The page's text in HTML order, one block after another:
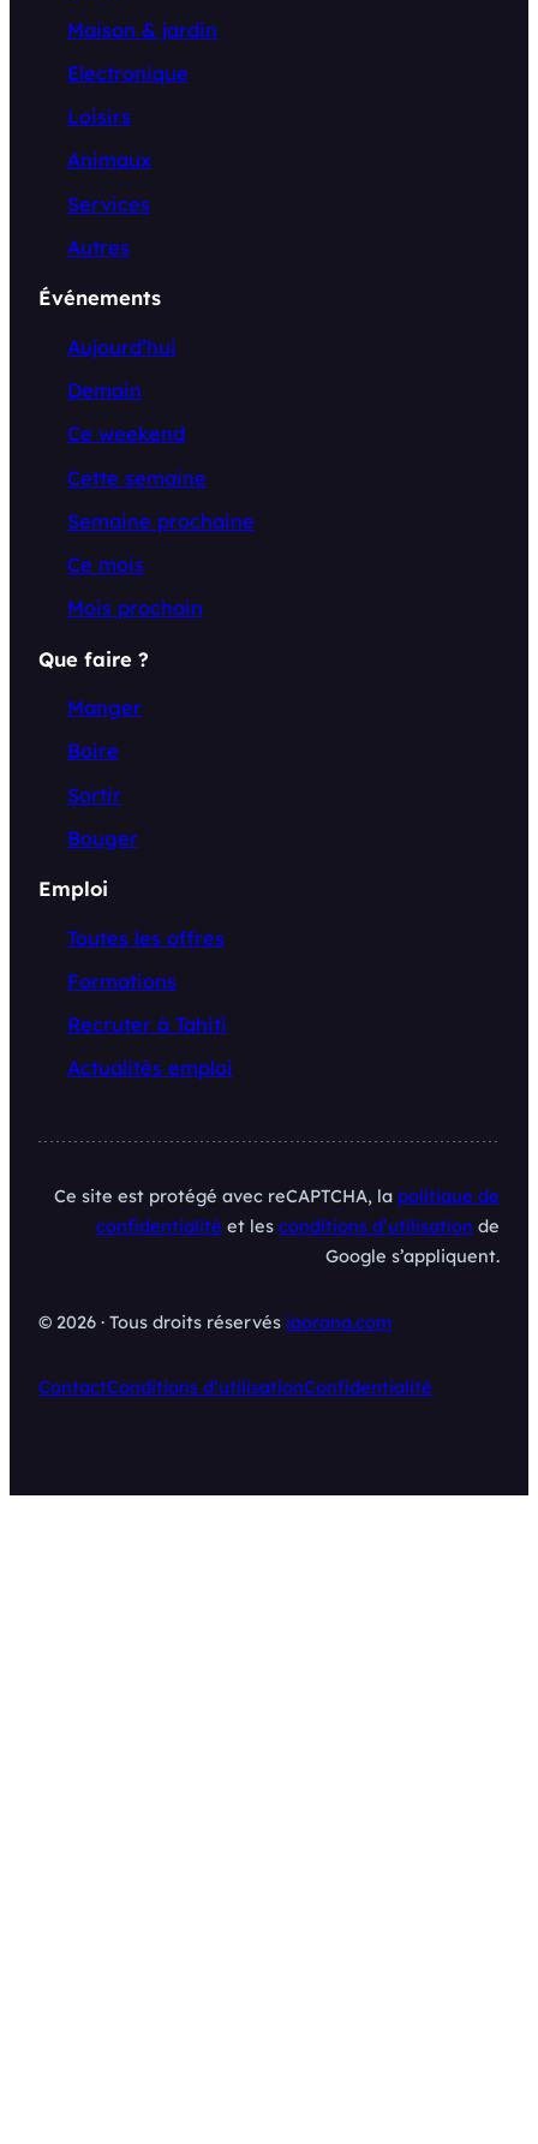
Maison & jardin
Electronique
Loisirs
Animaux
Services
Autres
Événements
Aujourd’hui
Demain
Ce weekend
Cette semaine
Semaine prochaine
Ce mois
Mois prochain
Que faire ?
Manger
Boire
Sortir
Bouger
Emploi
Toutes les offres
Formations
Recruter à Tahiti
Actualités emploi
Ce site est protégé avec reCAPTCHA, la politique de
confidentialité et les conditions d’utilisation de
Google s’appliquent.
© 2026 · Tous droits réservés iaorana.com
ContactConditions d’utilisationConfidentialité